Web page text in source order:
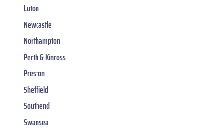
Luton
Newcastle
Northampton
Perth & Kinross
Preston
Sheffield
Southend
Swansea